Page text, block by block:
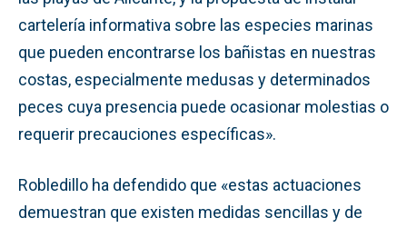
cartelería informativa sobre las especies marinas
que pueden encontrarse los bañistas en nuestras
costas, especialmente medusas y determinados
peces cuya presencia puede ocasionar molestias o
requerir precauciones específicas».
Robledillo ha defendido que «estas actuaciones
demuestran que existen medidas sencillas y de